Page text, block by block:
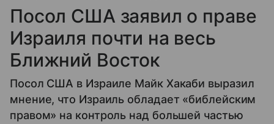
Посол США заявил о праве
Израиля почти на весь
Ближний Восток
Посол США в Израиле Майк Хакаби выразил
мнение, что Израиль обладает «библейским
правом» на контроль над большей частью